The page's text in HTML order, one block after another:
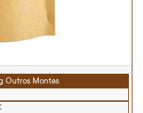
Outros Montes